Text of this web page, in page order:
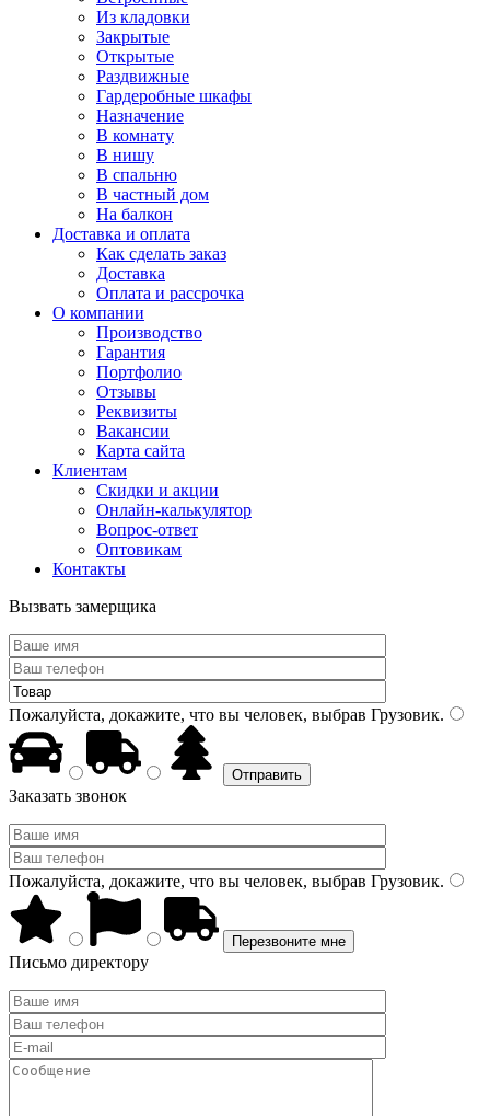
Из кладовки
Закрытые
Открытые
Раздвижные
Гардеробные шкафы
Назначение
В комнату
В нишу
В спальню
В частный дом
На балкон
Доставка и оплата
Как сделать заказ
Доставка
Оплата и рассрочка
О компании
Производство
Гарантия
Портфолио
Отзывы
Реквизиты
Вакансии
Карта сайта
Клиентам
Скидки и акции
Онлайн-калькулятор
Вопрос-ответ
Оптовикам
Контакты
Вызвать замерщика
Пожалуйста, докажите, что вы человек, выбрав Грузовик.
Заказать звонок
Пожалуйста, докажите, что вы человек, выбрав Грузовик.
Письмо директору